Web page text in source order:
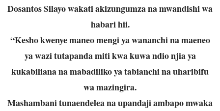
Dosantos Silayo wakati akizungumza na mwandishi wa
habari hii.
“Kesho kwenye maneo mengi ya wananchi na maeneo
ya wazi tutapanda miti kwa kuwa ndio njia ya
kukabiliana na mabadiliko ya tabianchi na uharibifu
wa mazingira.
Mashambani tunaendelea na upandaji ambapo mwaka